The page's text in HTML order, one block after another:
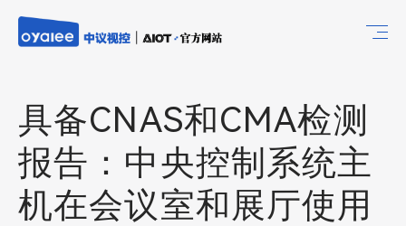
具备CNAS和CMA检测
报告：中央控制系统主
机在会议室和展厅使用